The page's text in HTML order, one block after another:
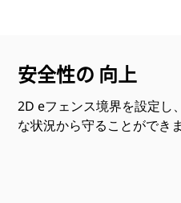
安全性の 向上
2D eフェンス境界を設定し
な状況から守ることができま